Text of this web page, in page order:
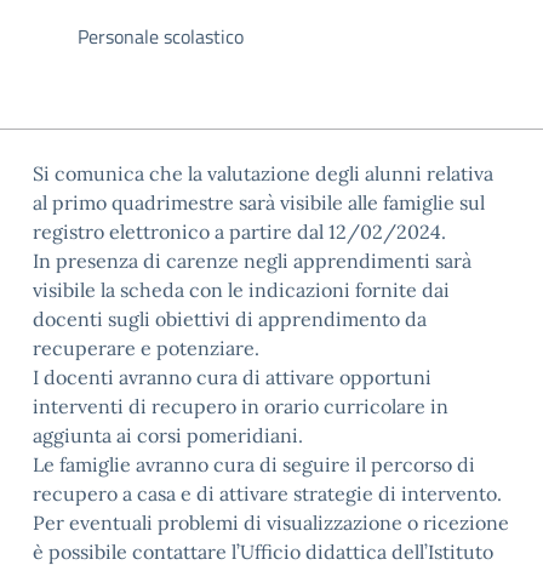
Personale scolastico
Si comunica che la valutazione degli alunni relativa
al primo quadrimestre sarà visibile alle famiglie sul
registro elettronico a partire dal 12/02/2024.
In presenza di carenze negli apprendimenti sarà
visibile la scheda con le indicazioni fornite dai
docenti sugli obiettivi di apprendimento da
recuperare e potenziare.
I docenti avranno cura di attivare opportuni
interventi di recupero in orario curricolare in
aggiunta ai corsi pomeridiani.
Le famiglie avranno cura di seguire il percorso di
recupero a casa e di attivare strategie di intervento.
Per eventuali problemi di visualizzazione o ricezione
è possibile contattare l’Ufficio didattica dell’Istituto